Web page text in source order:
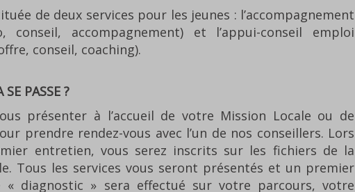
de deux services pour les jeunes : l’accompagnement
conseil, accompagnement) et l’appui-conseil emploi
conseil, coaching).
PASSE ?
présenter à l’accueil de votre Mission Locale ou de
prendre rendez-vous avec l’un de nos conseillers. Lors
entretien, vous serez inscrits sur les fichiers de la
Tous les services vous seront présentés et un premier
« diagnostic » sera effectué sur votre parcours, votre